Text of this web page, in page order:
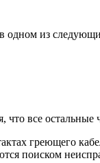
одном из
что все
греющего
поиском